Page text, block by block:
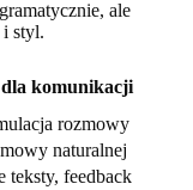
ale
i styl.
komunikacji
rozmowy
naturalnej
teksty, feedback